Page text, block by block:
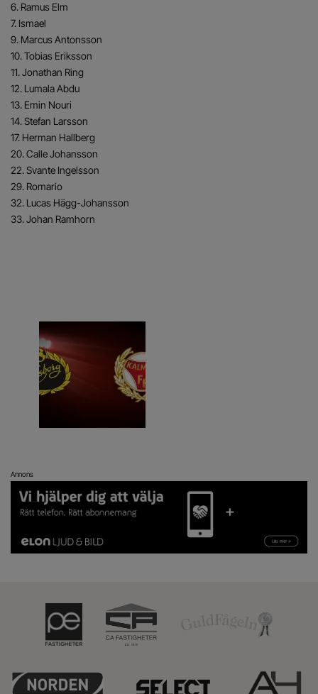
6. Ramus Elm
7. Ismael
9. Marcus Antonsson
10. Tobias Eriksson
11. Jonathan Ring
12. Lumala Abdu
13. Emin Nouri
14. Stefan Larsson
17. Herman Hallberg
20. Calle Johansson
22. Svante Ingelsson
29. Romario
32. Lucas Hägg-Johansson
33. Johan Ramhorn
Annons